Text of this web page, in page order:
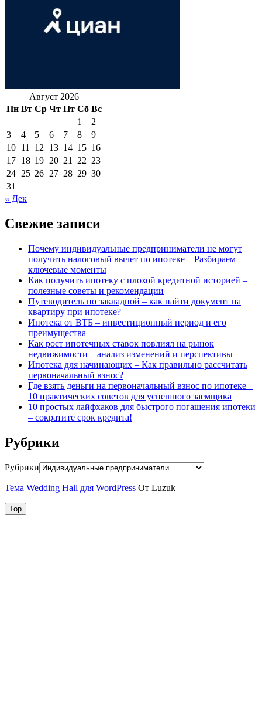
Август 2026
Пн Вт Ср Чт Пт Сб Вс
1
2
3
4 5 6 7 8
9
10 11 12 13 14 15 16
17 18 19 20 21 22 23
24 25 26 27 28 29 30
31
« Дек
Свежие записи
Почему индивидуальные предприниматели не могут
получить налоговый вычет по ипотеке – Разбираем
ключевые моменты
Как получить ипотеку с плохой кредитной историей –
полезные советы и рекомендации
Путеводитель по закладной – как найти документ на
квартиру при ипотеке?
Ипотека от ВТБ – инвестиционный период и его
преимущества
Как рост ипотечных ставок повлиял на рынок
недвижимости – анализ изменений и перспективы
Ипотека для начинающих – Как правильно рассчитать
первоначальный взнос?
Где взять деньги на первоначальный взнос по ипотеке –
10 практических советов для успешного заемщика
10 простых лайфхаков для быстрого погашения ипотеки
– сократите срок кредита!
Рубрики
Рубрики
Тема Wedding Hall для WordPress От Luzuk
Top